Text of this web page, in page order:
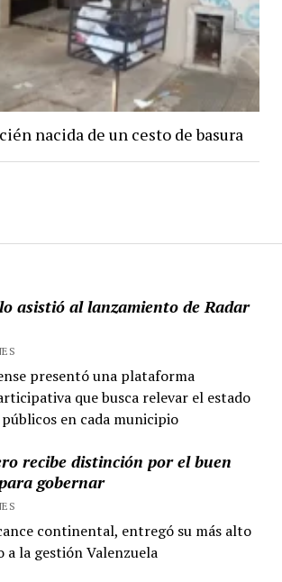
asistió al lanzamiento de Radar
presentó una plataforma
que busca relevar el estado
en cada municipio
recibe distinción por el buen
gobernar
continental, entregó su más alto
la gestión Valenzuela
nacida de un cesto de basura